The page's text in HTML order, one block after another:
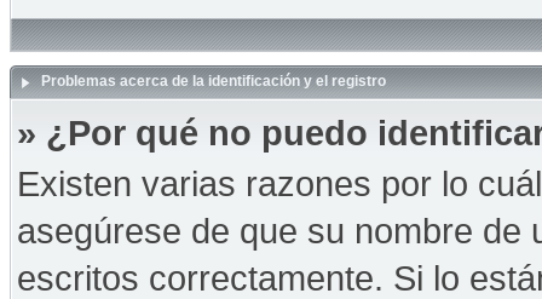
Problemas acerca de la identificación y el registro
» ¿Por qué no puedo
Existen varias razones por lo
asegúrese de que su nombre
escritos correctamente. Si lo